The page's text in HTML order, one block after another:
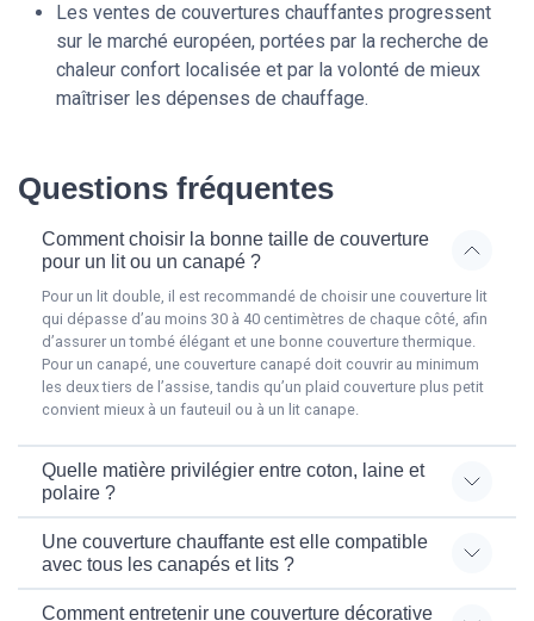
Les ventes de couvertures chauffantes progressent
sur le marché européen, portées par la recherche de
chaleur confort localisée et par la volonté de mieux
maîtriser les dépenses de chauffage.
Questions fréquentes
Comment choisir la bonne taille de couverture
pour un lit ou un canapé ?
Pour un lit double, il est recommandé de choisir une couverture lit
qui dépasse d’au moins 30 à 40 centimètres de chaque côté, afin
d’assurer un tombé élégant et une bonne couverture thermique.
Pour un canapé, une couverture canapé doit couvrir au minimum
les deux tiers de l’assise, tandis qu’un plaid couverture plus petit
convient mieux à un fauteuil ou à un lit canape.
Quelle matière privilégier entre coton, laine et
polaire ?
Une couverture chauffante est elle compatible
avec tous les canapés et lits ?
Comment entretenir une couverture décorative